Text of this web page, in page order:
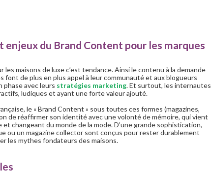
enjeux du Brand Content pour les marques
les maisons de luxe c’est tendance. Ainsi le contenu à la demande
font de plus en plus appel à leur communauté et aux blogueurs
phase avec leurs stratégies marketing. Et surtout, les internautes
ludiques et ayant une forte valeur ajouté.
le « Brand Content » sous toutes ces formes (magazines,
de réaffirmer son identité avec une volonté de mémoire, qui vient
et changeant du monde de la mode. D’une grande sophistication,
ou un magazine collector sont conçus pour rester durablement
les mythes fondateurs des maisons.